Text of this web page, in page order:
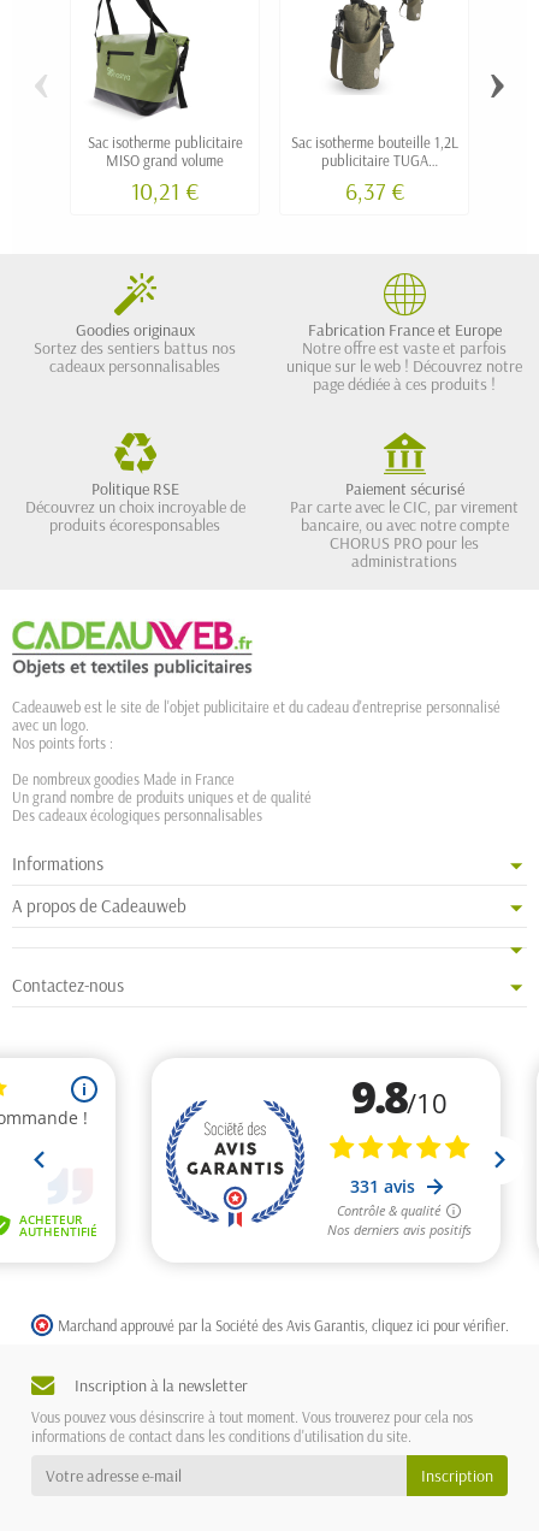
Sac isotherme publicitaire
MISO grand volume
10,21 €
Sac isotherme bouteille 1,2L
publicitaire TUGA
6,37 €
‹ ›
Goodies originaux
Sortez des sentiers battus nos
cadeaux personnalisables
Fabrication France et Europe
Notre offre est vaste et parfois
unique sur le web ! Découvrez notre
page dédiée à ces produits !
Politique RSE
Découvrez un choix incroyable de
produits écoresponsables
Paiement sécurisé
Par carte avec le CIC, par virement
bancaire, ou avec notre compte
CHORUS PRO pour les
administrations
Cadeauweb est le site de l'objet publicitaire et du cadeau d'entreprise personnalisé
avec un logo.
Nos points forts :
De nombreux goodies Made in France
Un grand nombre de produits uniques et de qualité
Des cadeaux écologiques personnalisables
Informations
A propos de Cadeauweb
Contactez-nous
Marchand approuvé par la Société des Avis Garantis, cliquez ici pour vérifier
Inscription à la newsletter
Vous pouvez vous désinscrire à tout moment. Vous trouverez pour cela nos
informations de contact dans les conditions d'utilisation du site.